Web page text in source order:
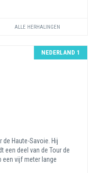
ALLE HERHALINGEN
NEDERLAND 1
de Haute-Savoie. Hij
een deel van de Tour de
een vijf meter lange